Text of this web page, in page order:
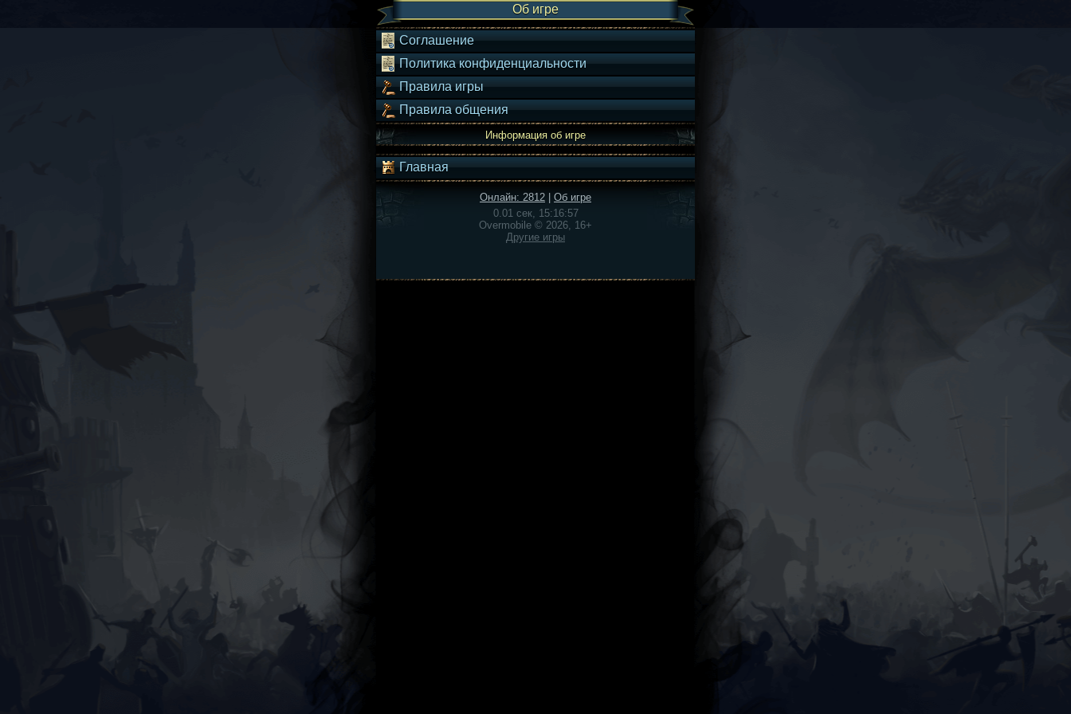
Об игре
Соглашение
Политика конфиденциальности
Правила игры
Правила общения
Информация об игре
Главная
Онлайн: 2812
Об игре
0.01 сек, 15:16:57
Overmobile © 2026, 16+
Другие игры